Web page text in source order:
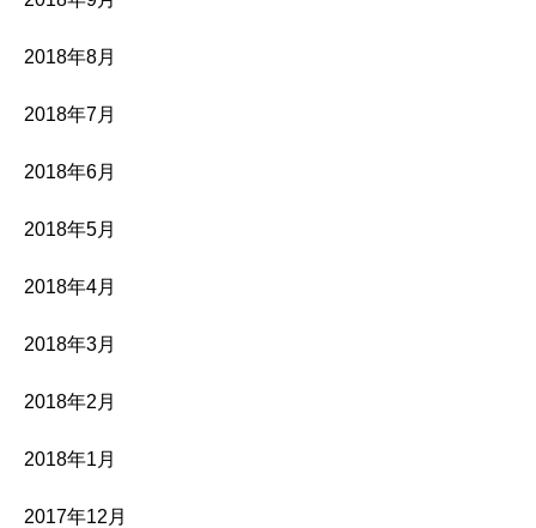
2018年8月
2018年7月
2018年6月
2018年5月
2018年4月
2018年3月
2018年2月
2018年1月
2017年12月